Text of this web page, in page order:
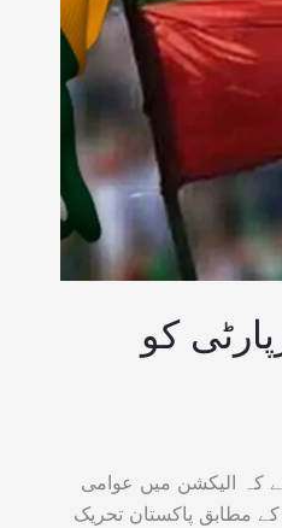
کو
کہ الیکشن میں عوامی
مطابق پاکستان تحریک